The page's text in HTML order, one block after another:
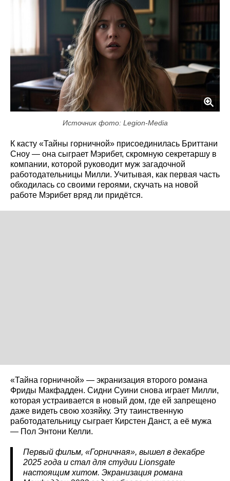
Источник фото: Legion-Media
К касту «Тайны горничной» присоединилась Бриттани
Сноу — она сыграет Мэрибет, скромную секретаршу в
компании, которой руководит муж загадочной
работодательницы Милли. Учитывая, как первая часть
обходилась со своими героями, скучать на новой
работе Мэрибет вряд ли придётся.
«Тайна горничной» — экранизация второго романа
Фриды Макфадден. Сидни Суини снова играет Милли,
которая устраивается в новый дом, где ей запрещено
даже видеть свою хозяйку. Эту таинственную
работодательницу сыграет Кирстен Данст, а её мужа
— Пол Энтони Келли.
Первый фильм, «Горничная», вышел в декабре
2025 года и стал для студии Lionsgate
настоящим хитом. Экранизация романа